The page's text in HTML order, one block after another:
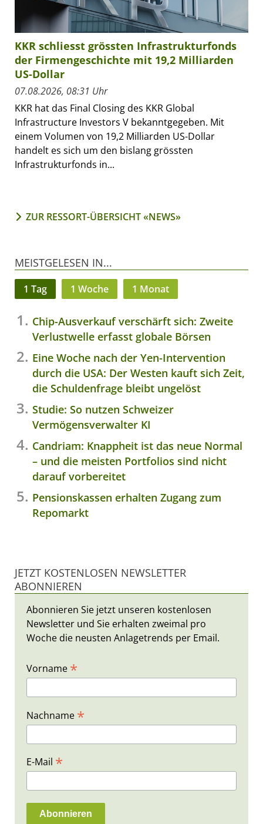
KKR schliesst grössten Infrastrukturfonds
der Firmengeschichte mit 19,2 Milliarden
US-Dollar
07.08.2026, 08:31 Uhr
KKR hat das Final Closing des KKR Global
Infrastructure Investors V bekanntgegeben. Mit
einem Volumen von 19,2 Milliarden US-Dollar
handelt es sich um den bislang grössten
Infrastrukturfonds in...
ZUR RESSORT-ÜBERSICHT «NEWS»
MEISTGELESEN IN...
1 Tag 1 Woche 1 Monat
Chip-Ausverkauf verschärft sich: Zweite
Verlustwelle erfasst globale Börsen
Eine Woche nach der Yen-Intervention
durch die USA: Der Westen kauft sich Zeit,
die Schuldenfrage bleibt ungelöst
Studie: So nutzen Schweizer
Vermögensverwalter KI
Candriam: Knappheit ist das neue Normal
– und die meisten Portfolios sind nicht
darauf vorbereitet
Pensionskassen erhalten Zugang zum
Repomarkt
JETZT KOSTENLOSEN NEWSLETTER
ABONNIEREN
Abonnieren Sie jetzt unseren kostenlosen
Newsletter und Sie erhalten zweimal pro
Woche die neusten Anlagetrends per Email.
Vorname *
Nachname *
E-Mail *